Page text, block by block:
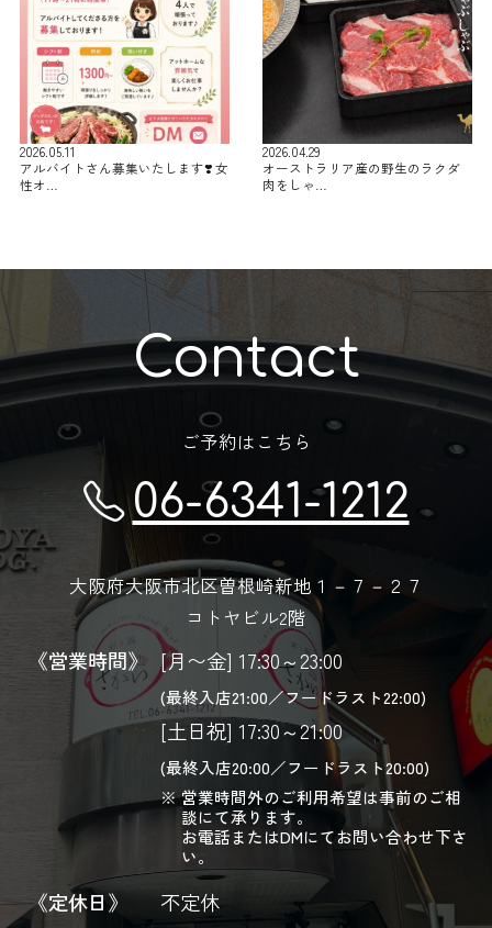
2026.05.11
アルバイトさん募集いたします❣️ 女
性オ…
2026.04.29
オーストラリア産の野生のラクダ
肉をしゃ…
Contact
ご予約はこちら
06-6341-1212
大阪府大阪市北区曽根崎新地１－７－２７
コトヤビル2階
《営業時間》 [月〜金] 17:30～23:00
(最終入店21:00／フードラスト22:00)
[土日祝] 17:30～21:00
(最終入店20:00／フードラスト20:00)
営業時間外のご利用希望は事前のご相
談にて承ります。
お電話またはDMにてお問い合わせ下さ
い。
《定休日》
不定休